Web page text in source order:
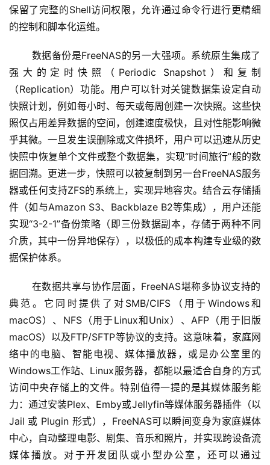
保留了完整的Shell访问权限，允许通过命令行进行更精细
的控制和脚本化运维。
强大的定时快照（Periodic Snapshot）和复制
（Replication）功能。用户可以针对关键数据集设定自动
快照计划，例如每小时、每天或每周创建一次快照。这些快
照仅占用差异数据的空间，创建速度极快，且对性能影响微
乎其微。一旦发生误删除或文件损坏，用户可以迅速从历史
快照中恢复单个文件或整个数据集，实现“时间旅行”般的数
据回溯。更进一步，快照可以被复制到另一台FreeNAS服务
器或任何支持ZFS的系统上，实现异地容灾。结合云存储插
件（如与Amazon S3、Backblaze B2等集成），用户还能
实现“3-2-1”备份策略（即三份数据副本，存储于两种不同
介质，其中一份异地保存），以极低的成本构建专业级的数
据保护体系。
典范。它同时提供了对SMB/CIFS（用于Windows和
macOS）、NFS（用于Linux和Unix）、AFP（用于旧版
macOS）以及FTP/SFTP等协议的支持。这意味着，家庭网
络中的电脑、智能电视、媒体播放器，或是办公室里的
Windows工作站、Linux服务器，都能以最适合自身的方式
访问中央存储上的文件。特别值得一提的是其媒体服务能
力：通过安装Plex、Emby或Jellyfin等媒体服务器插件（以
Jail 或 Plugin 形式），FreeNAS可以瞬间变身为家庭媒体
中心，自动整理电影、剧集、音乐和照片，并实现跨设备流
媒体播放。对于开发团队或小型办公室，还可以通过